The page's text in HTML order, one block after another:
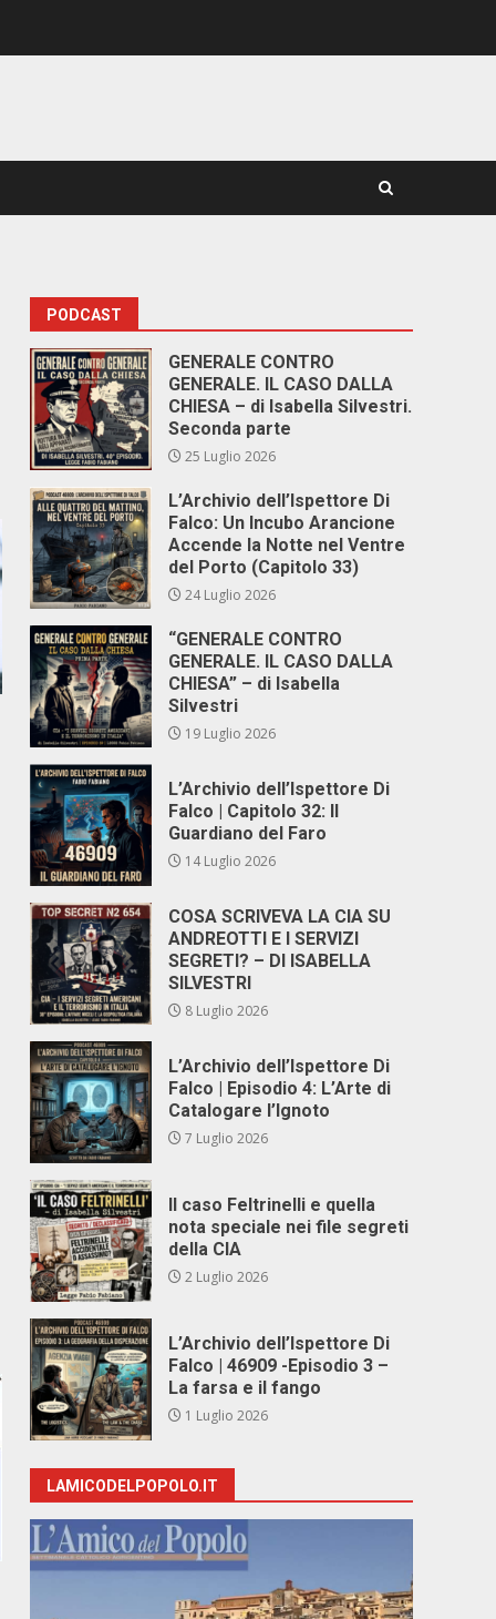
PODCAST
GENERALE CONTRO
GENERALE. IL CASO DALLA
CHIESA – di Isabella Silvestri.
Seconda parte
25 Luglio 2026
L’Archivio dell’Ispettore Di
Falco: Un Incubo Arancione
Accende la Notte nel Ventre
del Porto (Capitolo 33)
24 Luglio 2026
“GENERALE CONTRO
GENERALE. IL CASO DALLA
CHIESA” – di Isabella
Silvestri
19 Luglio 2026
L’Archivio dell’Ispettore Di
Falco | Capitolo 32: Il
Guardiano del Faro
14 Luglio 2026
COSA SCRIVEVA LA CIA SU
ANDREOTTI E I SERVIZI
SEGRETI? – DI ISABELLA
SILVESTRI
8 Luglio 2026
L’Archivio dell’Ispettore Di
Falco | Episodio 4: L’Arte di
Catalogare l’Ignoto
7 Luglio 2026
Il caso Feltrinelli e quella
nota speciale nei file segreti
della CIA
2 Luglio 2026
L’Archivio dell’Ispettore Di
Falco | 46909 -Episodio 3 –
La farsa e il fango
1 Luglio 2026
LAMICODELPOPOLO.IT